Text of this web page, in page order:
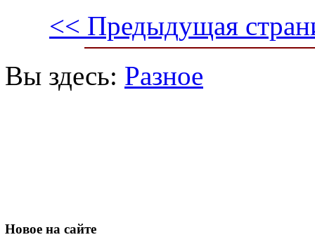
<< Предыдущая
Вы здесь: Разное
Новое на сайте